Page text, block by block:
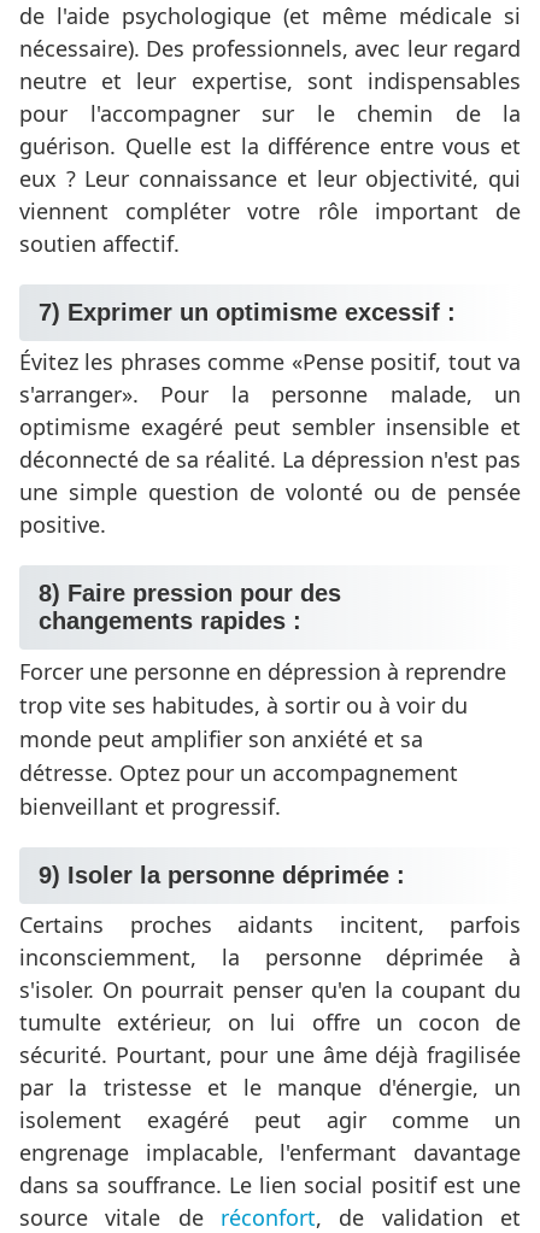
de l'aide psychologique (et même médicale si
nécessaire). Des professionnels, avec leur regard
neutre et leur expertise, sont indispensables
pour l'accompagner sur le chemin de la
guérison. Quelle est la différence entre vous et
eux ? Leur connaissance et leur objectivité, qui
viennent compléter votre rôle important de
soutien affectif.
7) Exprimer un optimisme excessif :
Évitez les phrases comme
Pense positif, tout va
s'arranger . Pour la personne malade, un
optimisme exagéré peut sembler insensible et
déconnecté de sa réalité. La dépression n'est pas
une simple question de volonté ou de pensée
positive.
8) Faire pression pour des
changements rapides :
Forcer une personne en dépression à reprendre
trop vite ses habitudes, à sortir ou à voir du
monde peut amplifier son anxiété et sa
détresse. Optez pour un accompagnement
bienveillant et progressif.
9) Isoler la personne déprimée :
Certains proches aidants incitent, parfois
inconsciemment, la personne déprimée à
s'isoler. On pourrait penser qu'en la coupant du
tumulte extérieur, on lui offre un cocon de
sécurité. Pourtant, pour une âme déjà fragilisée
par la tristesse et le manque d'énergie, un
isolement exagéré peut agir comme un
engrenage implacable, l'enfermant davantage
dans sa souffrance. Le lien social positif est une
source vitale de réconfort, de validation et